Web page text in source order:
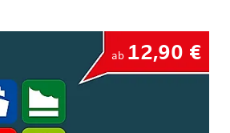
ab 12,90 €